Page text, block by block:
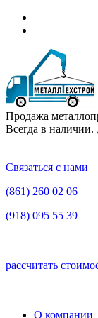
Продажа
Всегда в
Связаться с нами
(861) 260 02 06
(918) 095 55 39
рассчитать
О компании